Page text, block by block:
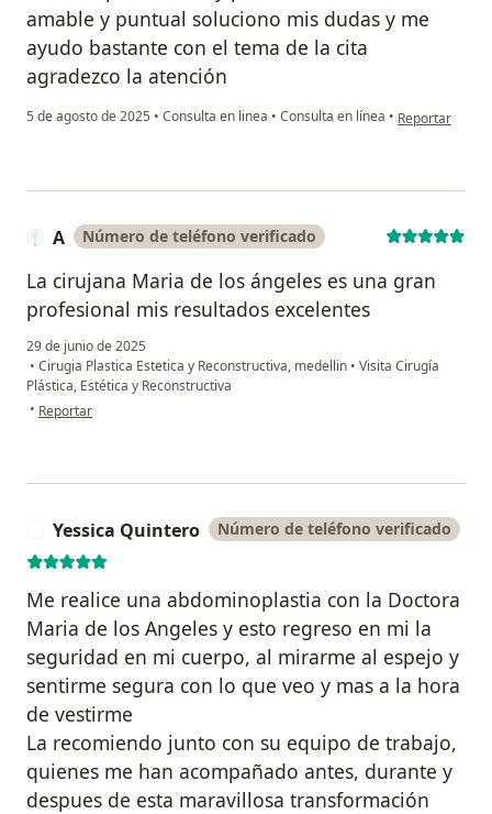
amable y puntual soluciono mis dudas y me
ayudo bastante con el tema de la cita
agradezco la atención
5 de agosto de 2025 • Consulta en linea • Consulta en línea • en opinión del
Reportar
A Número de teléfono verificado
La cirujana Maria de los ángeles es una gran
profesional mis resultados excelentes
29 de junio de 2025
• Cirugia Plastica Estetica y Reconstructiva, medellin • Visita Cirugía
Plástica, Estética y Reconstructiva
• en opinión del usuario A
Reportar
Yessica Quintero Número de teléfono verificado
Me realice una abdominoplastia con la Doctora
Maria de los Angeles y esto regreso en mi la
seguridad en mi cuerpo, al mirarme al espejo y
sentirme segura con lo que veo y mas a la hora
de vestirme
La recomiendo junto con su equipo de trabajo,
quienes me han acompañado antes, durante y
despues de esta maravillosa transformación